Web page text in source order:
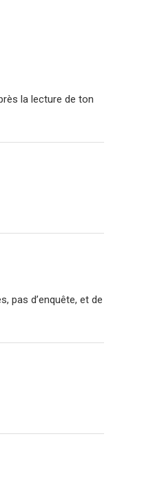
la lecture de ton
pas d’enquête, et de